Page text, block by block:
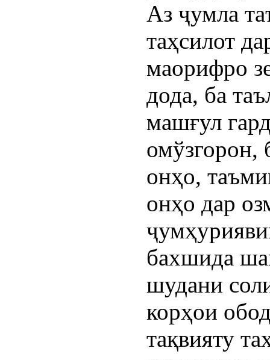
Аз ҷумла
таҳсилот
маорифро
дода, ба
машғул
омўзгорон,
онҳо,
онҳо дар
бахшида
шудани
корҳои
тақвияту